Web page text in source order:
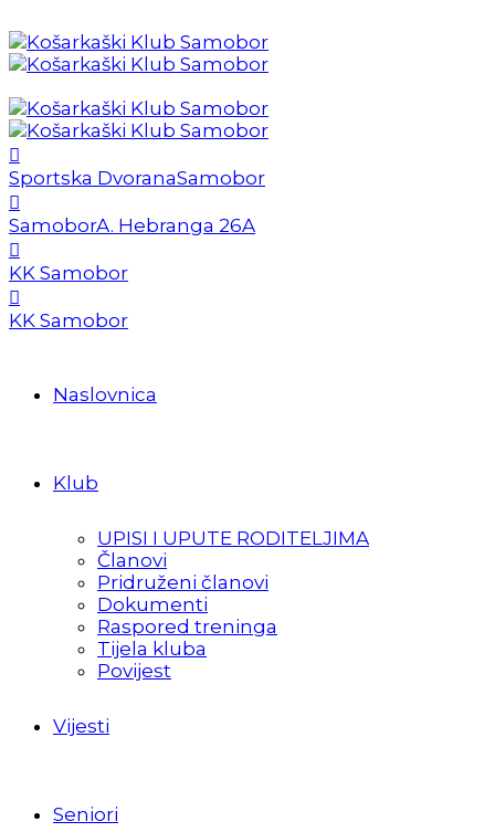
Sportska DvoranaSamobor
SamoborA. Hebranga 26A
KK Samobor
KK Samobor
Naslovnica
Klub
UPISI I UPUTE RODITELJIMA
Članovi
Pridruženi članovi
Dokumenti
Raspored treninga
Tijela kluba
Povijest
Vijesti
Seniori